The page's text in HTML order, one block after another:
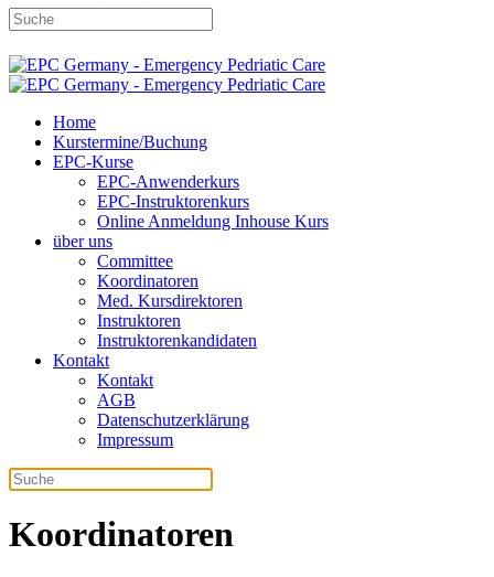
Home
Kurstermine/Buchung
EPC-Kurse
EPC-Anwenderkurs
EPC-Instruktorenkurs
Online Anmeldung Inhouse Kurs
über uns
Committee
Koordinatoren
Med. Kursdirektoren
Instruktoren
Instruktorenkandidaten
Kontakt
Kontakt
AGB
Datenschutzerklärung
Impressum
Koordinatoren